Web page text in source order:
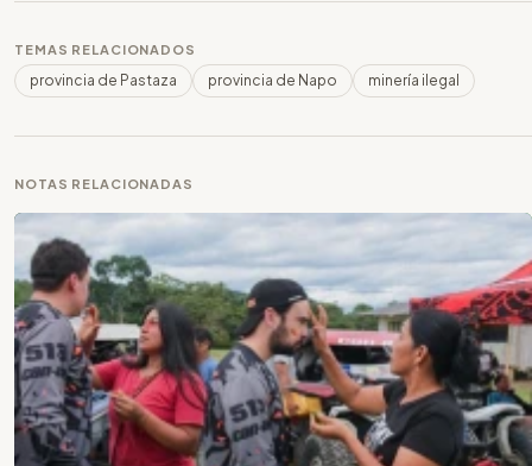
TEMAS RELACIONADOS
provincia de Pastaza provincia de Napo minería ilegal
NOTAS RELACIONADAS